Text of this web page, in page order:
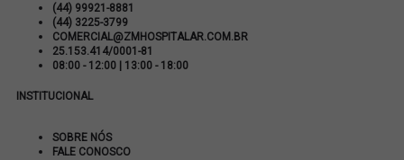
(44) 99921-8881
(44) 3225-3799
COMERCIAL@ZMHOSPITALAR.COM.BR
25.153.414/0001-81
08:00 - 12:00 | 13:00 - 18:00
INSTITUCIONAL
SOBRE NÓS
FALE CONOSCO